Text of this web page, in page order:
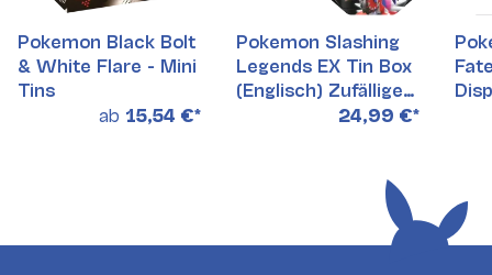
Pokemon Black Bolt
& White Flare - Mini
Tins
ab 15,54 €*
Pokemon Slashing
Legends EX Tin Box
(Englisch) Zufällige
24,99 €*